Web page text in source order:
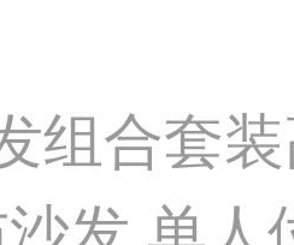
组合套
发 单人